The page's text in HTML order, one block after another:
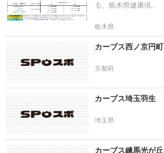
る、栃木県健康倶..
栃木県
カーブス西ノ京円町
京都府
カーブス埼玉羽生
埼玉県
カーブス練馬光が丘